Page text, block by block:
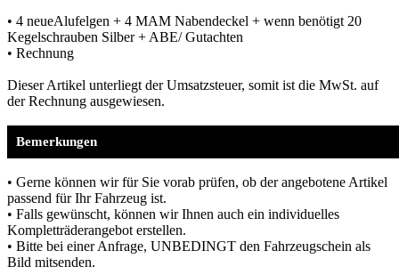
• 4 neueAlufelgen + 4 MAM Nabendeckel + wenn benötigt 20
Kegelschrauben Silber + ABE/ Gutachten
• Rechnung
Dieser Artikel unterliegt der Umsatzsteuer, somit ist die MwSt. auf
der Rechnung ausgewiesen.
Bemerkungen
• Gerne können wir für Sie vorab prüfen, ob der angebotene Artikel
passend für Ihr Fahrzeug ist.
• Falls gewünscht, können wir Ihnen auch ein individuelles
Kompletträderangebot erstellen.
• Bitte bei einer Anfrage, UNBEDINGT den Fahrzeugschein als
Bild mitsenden.